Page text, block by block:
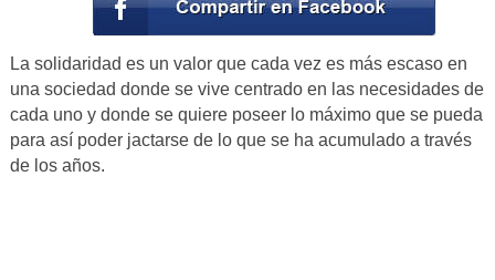
La solidaridad es un valor que cada vez es más escaso en
una sociedad donde se vive centrado en las necesidades de
cada uno y donde se quiere poseer lo máximo que se pueda
para así poder jactarse de lo que se ha acumulado a través
de los años.